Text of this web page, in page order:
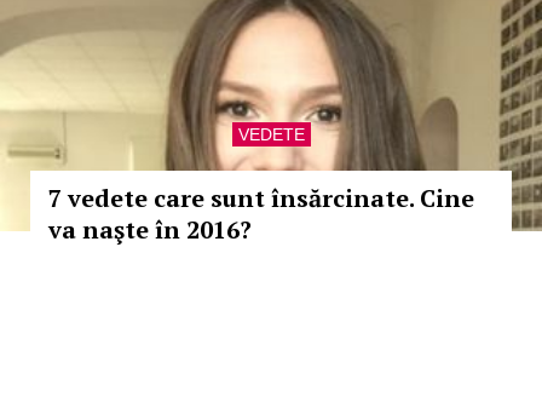
VEDETE
7 vedete care sunt însărcinate. Cine
va naşte în 2016?